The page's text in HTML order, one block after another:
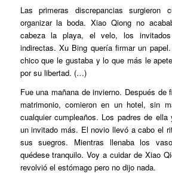
Las primeras discrepancias surgieron
organizar la boda. Xiao Qiong no
cabeza la playa, el velo, los
indirectas. Xu Bing quería firmar un
chico que le gustaba y lo que más le
por su libertad. (…)
Fue una mañana de invierno. Después de
matrimonio, comieron en un hotel, sin
cualquier cumpleaños. Los padres de
un invitado más. El novio llevó a cabo el
sus suegros. Mientras llenaba los
quédese tranquilo. Voy a cuidar de Xiao
revolvió el estómago pero no dijo nada.